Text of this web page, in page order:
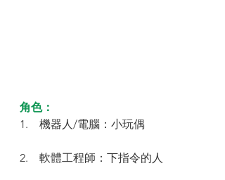
角色：
1.    機器人/電腦：小玩偶
2.    軟體工程師：下指令的人